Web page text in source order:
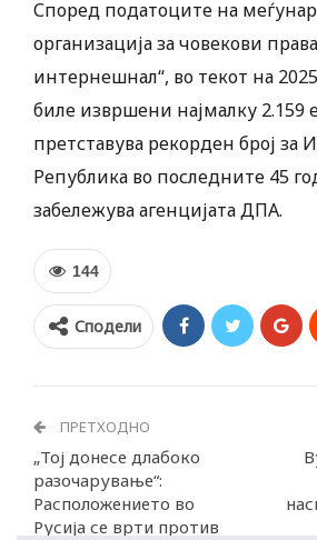
Според податоците на
организација за човекови
интернешнал“, во текот на
биле извршени најмалку 2.159
претставува рекорден број за
Република во последните 45
забележува агенцијата ДПА.
144
Сподели
ПРЕТХОДНО
„Тој донесе длабоко
разочарување“:
Расположението во
Русија се врти против